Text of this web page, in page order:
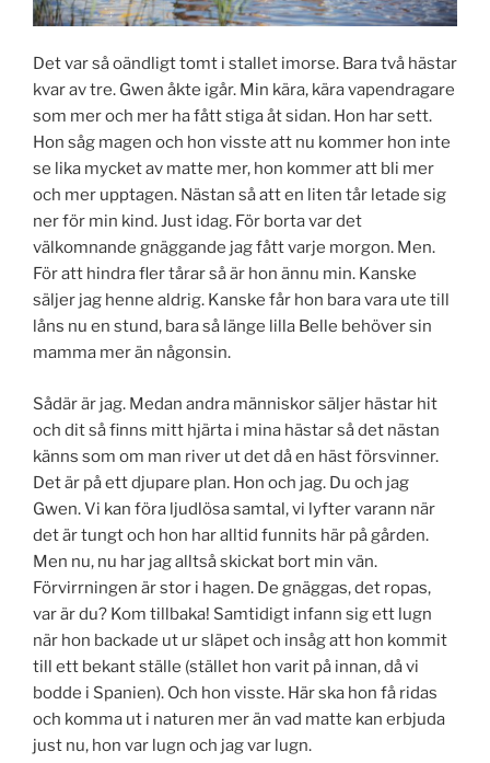
Det var så oändligt tomt i stallet imorse. Bara två hästar
kvar av tre. Gwen åkte igår. Min kära, kära vapendragare
som mer och mer ha fått stiga åt sidan. Hon har sett.
Hon såg magen och hon visste att nu kommer hon inte
se lika mycket av matte mer, hon kommer att bli mer
och mer upptagen. Nästan så att en liten tår letade sig
ner för min kind. Just idag. För borta var det
välkomnande gnäggande jag fått varje morgon. Men.
För att hindra fler tårar så är hon ännu min. Kanske
säljer jag henne aldrig. Kanske får hon bara vara ute till
låns nu en stund, bara så länge lilla Belle behöver sin
mamma mer än någonsin.
Sådär är jag. Medan andra människor säljer hästar hit
och dit så finns mitt hjärta i mina hästar så det nästan
känns som om man river ut det då en häst försvinner.
Det är på ett djupare plan. Hon och jag. Du och jag
Gwen. Vi kan föra ljudlösa samtal, vi lyfter varann när
det är tungt och hon har alltid funnits här på gården.
Men nu, nu har jag alltså skickat bort min vän.
Förvirrningen är stor i hagen. De gnäggas, det ropas,
var är du? Kom tillbaka! Samtidigt infann sig ett lugn
när hon backade ut ur släpet och insåg att hon kommit
till ett bekant ställe (stället hon varit på innan, då vi
bodde i Spanien). Och hon visste. Här ska hon få ridas
och komma ut i naturen mer än vad matte kan erbjuda
just nu, hon var lugn och jag var lugn.